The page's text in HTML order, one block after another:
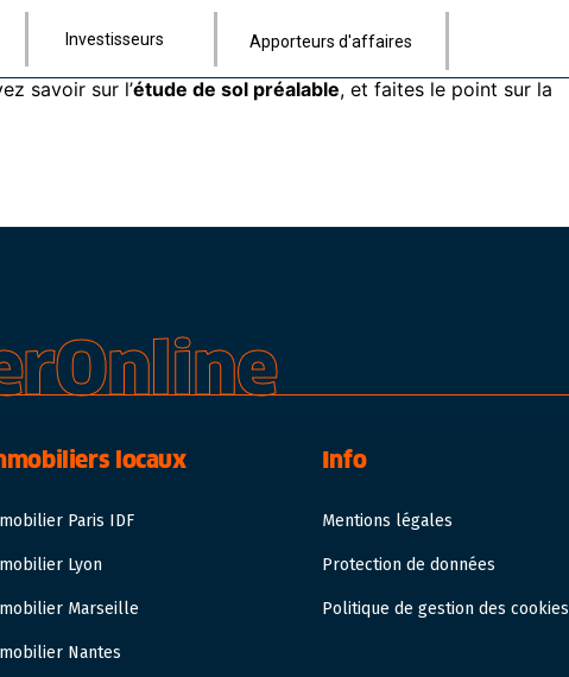
Investisseurs Apporteurs d'affaires
vos obligations en matière de diagnostics. Dans certains
, sous peine de ne pouvoir mener à bien la transaction, et
savoir sur l’étude de sol préalable, et faites le point sur la
locaux
Paris IDF
Lyon
Marseille
Nantes
Info
Mentions légales
Protection de données
Politique de gestion des cookies